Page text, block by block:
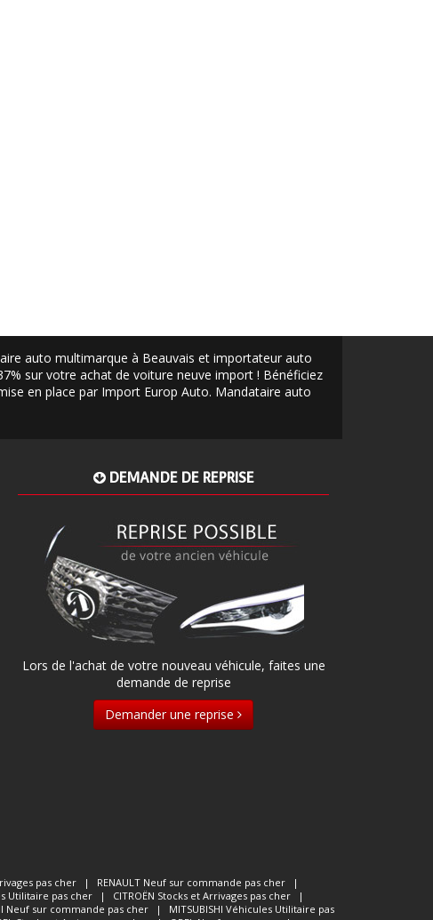
auto multimarque à Beauvais et importateur auto
sur votre achat de voiture neuve import ! Bénéficiez
en place par Import Europ Auto. Mandataire auto
DEMANDE DE REPRISE
Lors de l'achat de votre nouveau véhicule, faites une
demande de reprise
Demander une reprise
pas cher | RENAULT Neuf sur commande pas cher
|
Utilitaire pas cher | CITROËN Stocks et Arrivages pas cher
|
Neuf sur commande pas cher | MITSUBISHI Véhicules Utilitaire pas